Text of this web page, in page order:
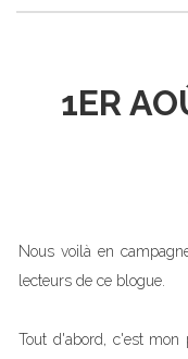
1ER
Nous voilà en
lecteurs de ce blogue.
Tout d'abord, c'est mon